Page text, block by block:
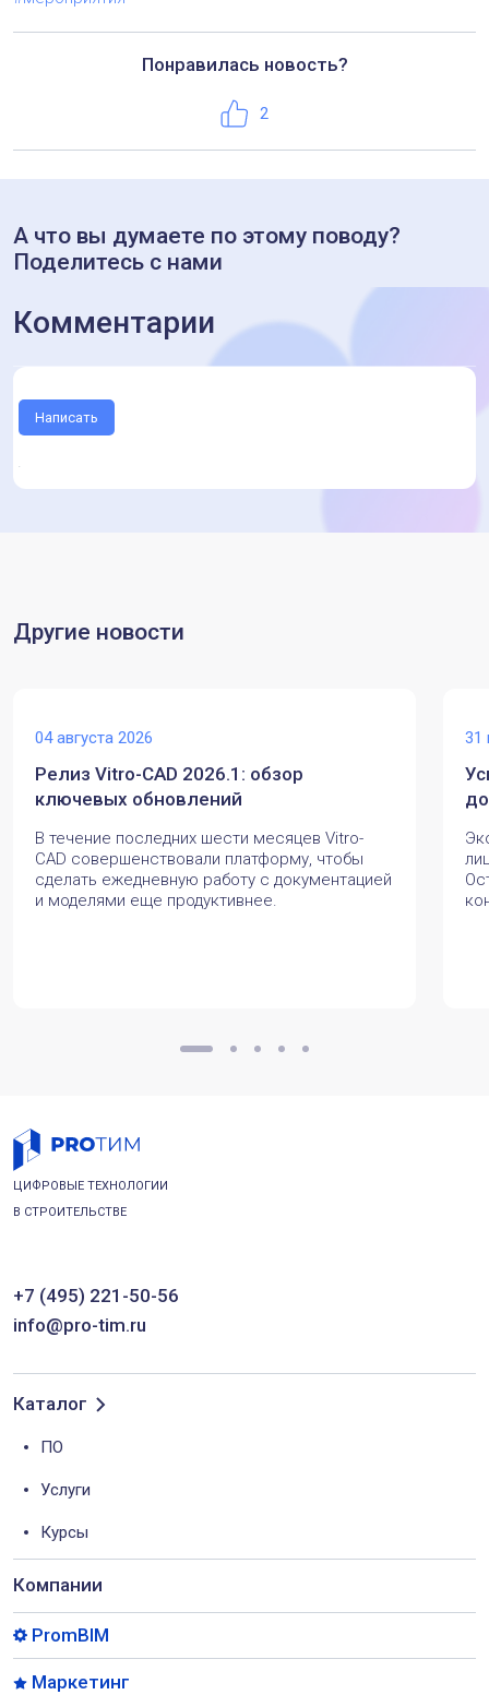
Понравилась новость?
Нравится
2
А что вы думаете по этому поводу?
Поделитесь с нами
Комментарии
Написать
Другие новости
04 августа 2026
Релиз Vitro-CAD 2026.1: обзор
ключевых обновлений
В течение последних шести месяцев Vitro-
CAD совершенствовали платформу, чтобы
сделать ежедневную работу с документацией
и моделями еще продуктивнее.
31
ЦИФРОВЫЕ ТЕХНОЛОГИИ
В СТРОИТЕЛЬСТВЕ
+7 (495) 221-50-56
info@pro-tim.ru
Каталог
ПО
Услуги
Курсы
Компании
PromBIM
Маркетинг